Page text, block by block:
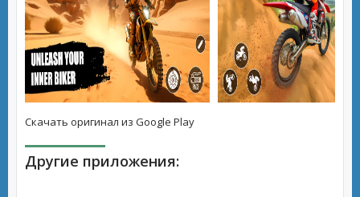
Скачать оригинал из Google Play
Другие приложения: